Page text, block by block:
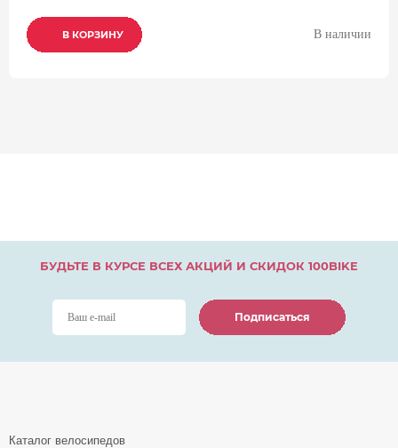
В КОРЗИНУ
В КОРЗИНУ
В КОРЗИНУ В наличии
БУДЬТЕ В КУРСЕ ВСЕХ АКЦИЙ И СКИДОК 100BIKE
Подписаться
Подписаться
Подписаться
Каталог велосипедов